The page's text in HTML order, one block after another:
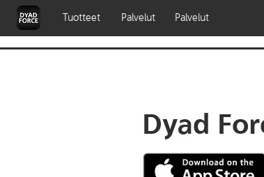
Tuotteet Palvelut Palvelut
Dyad